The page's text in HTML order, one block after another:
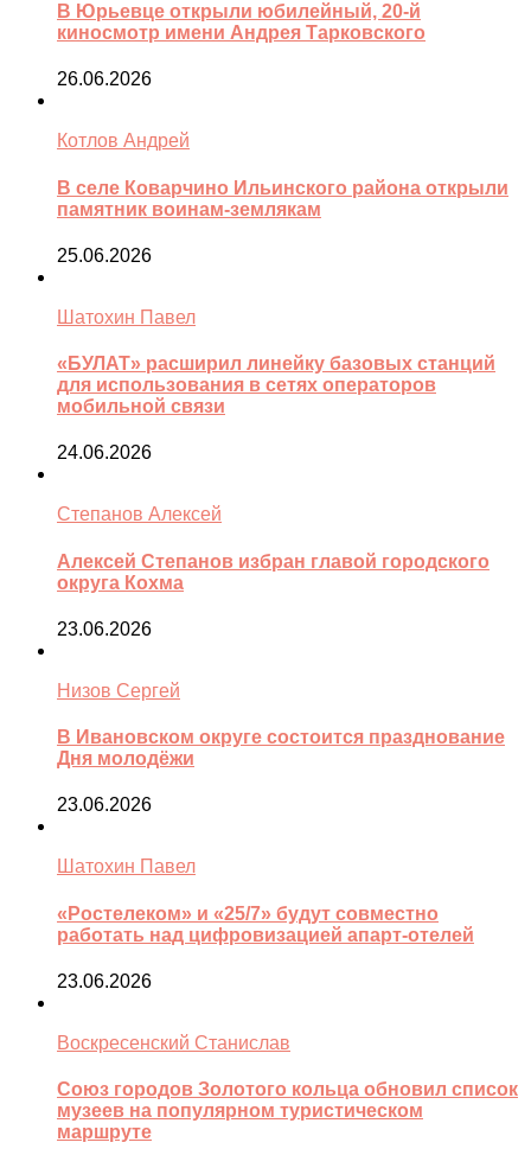
В Юрьевце открыли юбилейный, 20-й
киносмотр имени Андрея Тарковского
26.06.2026
Котлов Андрей
В селе Коварчино Ильинского района открыли
памятник воинам-землякам
25.06.2026
Шатохин Павел
«БУЛАТ» расширил линейку базовых станций
для использования в сетях операторов
мобильной связи
24.06.2026
Степанов Алексей
Алексей Степанов избран главой городского
округа Кохма
23.06.2026
Низов Сергей
В Ивановском округе состоится празднование
Дня молодёжи
23.06.2026
Шатохин Павел
«Ростелеком» и «25/7» будут совместно
работать над цифровизацией апарт-отелей
23.06.2026
Воскресенский Станислав
Союз городов Золотого кольца обновил список
музеев на популярном туристическом
маршруте